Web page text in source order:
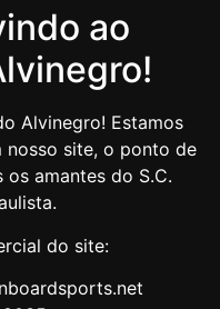
ao
Alvinegro! Estamos
nosso site, o ponto de
amantes do S.C.
do site: